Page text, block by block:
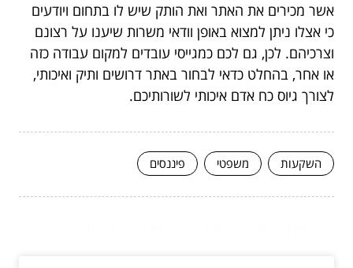
אשר מכירים את האתר ואת הותק שיש לו בתחום ויודעים
כי אצלו ניתן למצוא באופן וודאי משרות שיענו על רצונם
וצרכיהם. לכן, גם לכם כמגייסי עובדים למקום עבודה כזה
או אחר, בהחלט כדאי לבחור באתר דרושים ותיק ואיכותי,
לצורך גיוס כח אדם איכותי לשורותיכם.
השקעות משפטי פיננסים